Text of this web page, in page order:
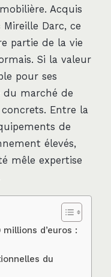
Acquis
Mireille Darc, ce
partie de la vie
Si la valeur
pour ses
du marché de
Entre la
de
élevés,
mêle expertise
d’euros :
du